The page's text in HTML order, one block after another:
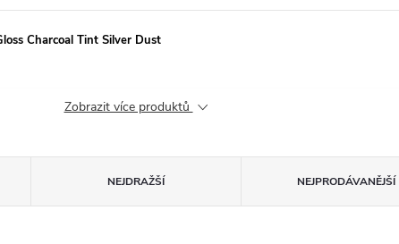
Charcoal Tint Silver Dust
Zobrazit více produktů
NEJDRAŽŠÍ NEJPRODÁVANĚJŠÍ